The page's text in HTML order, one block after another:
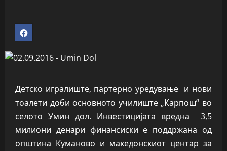
Детско игралиште, партерно уредување и нови
тоалети доби основното училиште „Карпош“ во
селото Умин дол. Инвестицијата вредна 3,5
милиони денари финансиски е поддржана од
општина Куманово и македонскиот центар за